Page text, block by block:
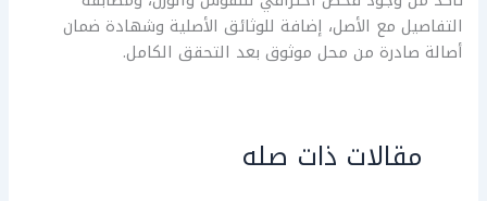
التفاصيل مع الأصل، إضافة للوثائق الأصلية وشهادة ضمان
أصالة صادرة من محل موثوق بعد التحقق الكامل.
مقالات ذات صله